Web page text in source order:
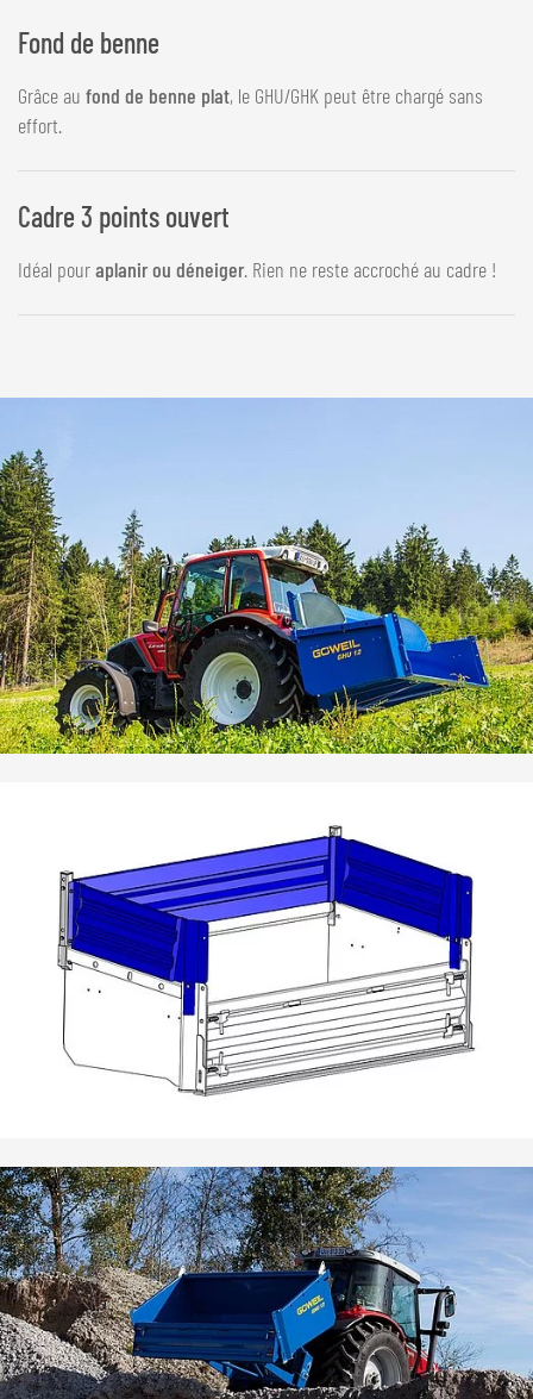
Fond de benne
Grâce au fond de benne plat, le GHU/GHK peut être chargé sans
effort.
Cadre 3 points ouvert
Idéal pouraplanir ou déneiger. Rien ne reste accroché au cadre !